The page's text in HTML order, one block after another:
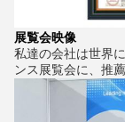
展覧会映像
私達の会社は世界
ンス展覧会に、推